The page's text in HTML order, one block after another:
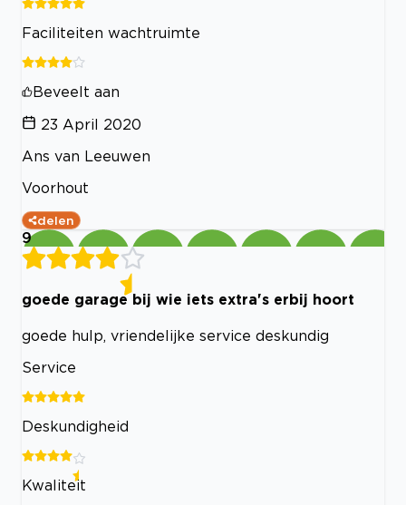
Faciliteiten wachtruimte
Beveelt aan
23 April 2020
Ans van Leeuwen
Voorhout
delen
9
goede garage bij wie iets extra's erbij hoort
goede hulp, vriendelijke service deskundig
Service
Deskundigheid
Kwaliteit